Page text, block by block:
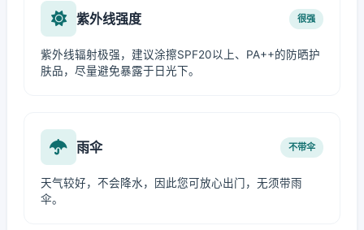
紫外线强度 很强
紫外线辐射极强，建议涂擦SPF20以上、PA++的防晒护
肤品，尽量避免暴露于日光下。
雨伞 不带伞
天气较好，不会降水，因此您可放心出门，无须带雨
伞。